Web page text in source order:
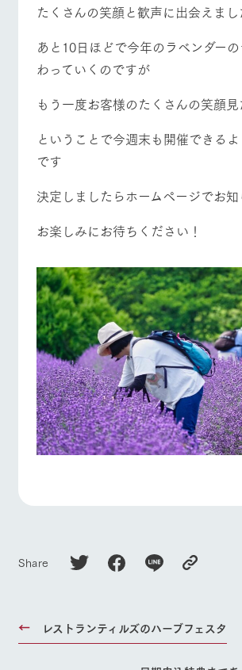
たくさんの笑顔と歓声に出会えまし
あと10日ほどで今年のラベンダー
わっていくのですが
もう一度お客様のたくさんの笑顔見
ということで今週末も開催できる
です
決定しましたらホームページでお
お楽しみにお待ちください！
Share
レストランティルズのハーブフェスタ